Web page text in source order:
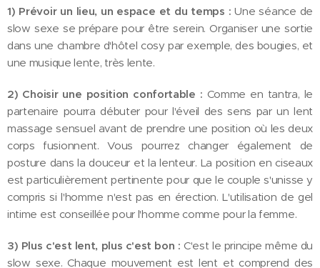
1) Prévoir un lieu, un espace et du temps : Une séance de
slow sexe se prépare pour être serein. Organiser une sortie
dans une chambre d'hôtel cosy par exemple, des bougies, et
une musique lente, très lente.
2) Choisir une position confortable : Comme en tantra, le
partenaire pourra débuter pour l'éveil des sens par un lent
massage sensuel avant de prendre une position où les deux
corps fusionnent. Vous pourrez changer également de
posture dans la douceur et la lenteur. La position en ciseaux
est particulièrement pertinente pour que le couple s'unisse y
compris si l'homme n'est pas en érection. L'utilisation de gel
intime est conseillée pour l'homme comme pour la femme.
3) Plus c'est lent, plus c'est bon : C'est le principe même du
slow sexe. Chaque mouvement est lent et comprend des